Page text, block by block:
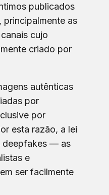
publicados
principalmente as
cujo
criado por
autênticas
por
por
esta razão, a lei
deepfakes — as
e
ser facilmente